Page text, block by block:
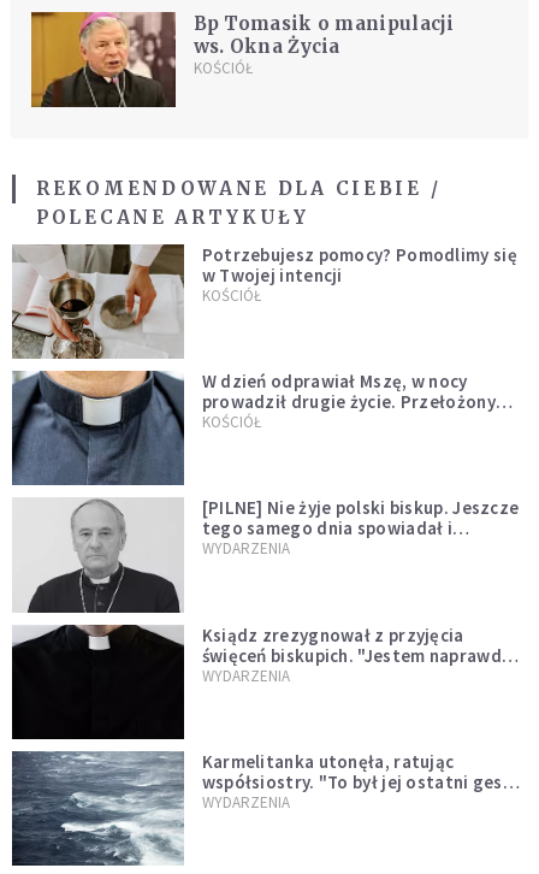
Bp Tomasik o manipulacji
ws. Okna Życia
KOŚCIÓŁ
REKOMENDOWANE DLA CIEBIE /
POLECANE ARTYKUŁY
Potrzebujesz pomocy? Pomodlimy się
w Twojej intencji
KOŚCIÓŁ
W dzień odprawiał Mszę, w nocy
prowadził drugie życie. Przełożony
kazał mu opuścić zakon
KOŚCIÓŁ
[PILNE] Nie żyje polski biskup. Jeszcze
tego samego dnia spowiadał i
sprawował Mszę świętą
WYDARZENIA
Ksiądz zrezygnował z przyjęcia
święceń biskupich. "Jestem naprawdę
niegodny"
WYDARZENIA
Karmelitanka utonęła, ratując
współsiostry. "To był jej ostatni gest
miłości"
WYDARZENIA